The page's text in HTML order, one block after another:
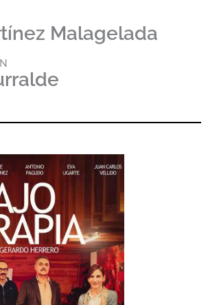
Malagelada